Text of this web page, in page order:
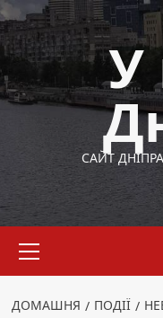
Перейти
до
вмісту
У
САЙТ
меню
ДОМАШНЯ ПОДІЇ